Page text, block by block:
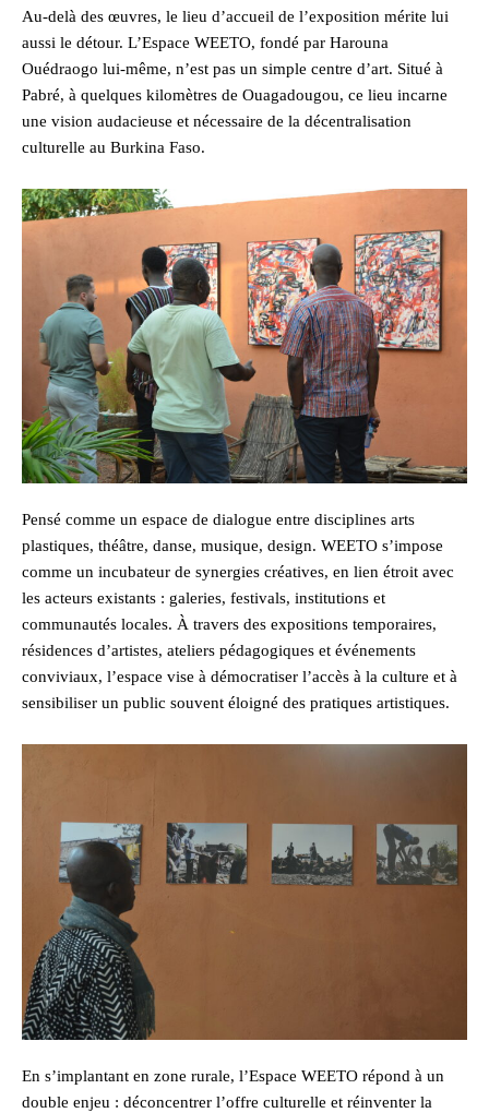
Au-delà des œuvres, le lieu d’accueil de l’exposition mérite lui
aussi le détour. L’Espace WEETO, fondé par Harouna
Ouédraogo lui-même, n’est pas un simple centre d’art. Situé à
Pabré, à quelques kilomètres de Ouagadougou, ce lieu incarne
une vision audacieuse et nécessaire de la décentralisation
culturelle au Burkina Faso.
Pensé comme un espace de dialogue entre disciplines arts
plastiques, théâtre, danse, musique, design. WEETO s’impose
comme un incubateur de synergies créatives, en lien étroit avec
les acteurs existants : galeries, festivals, institutions et
communautés locales. À travers des expositions temporaires,
résidences d’artistes, ateliers pédagogiques et événements
conviviaux, l’espace vise à démocratiser l’accès à la culture et à
sensibiliser un public souvent éloigné des pratiques artistiques.
En s’implantant en zone rurale, l’Espace WEETO répond à un
double enjeu : déconcentrer l’offre culturelle et réinventer la